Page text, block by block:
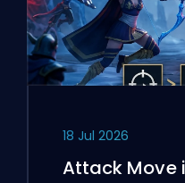
18 Jul 2026
Attack Move